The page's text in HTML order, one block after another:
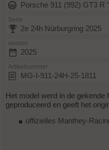
Porsche 911 (992) GT3 R
Serie
2e 24h Nürburgring 2025
season
2025
Artikelnummer
MG-I-911-24H-25-1811
Het model werd in de gekende
geproduceerd en geeft het
offizielles Manthey-